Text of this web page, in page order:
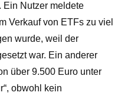
Ein Nutzer meldete
Verkauf von ETFs zu viel
wurde, weil der
war. Ein anderer
über 9.500 Euro unter
obwohl kein